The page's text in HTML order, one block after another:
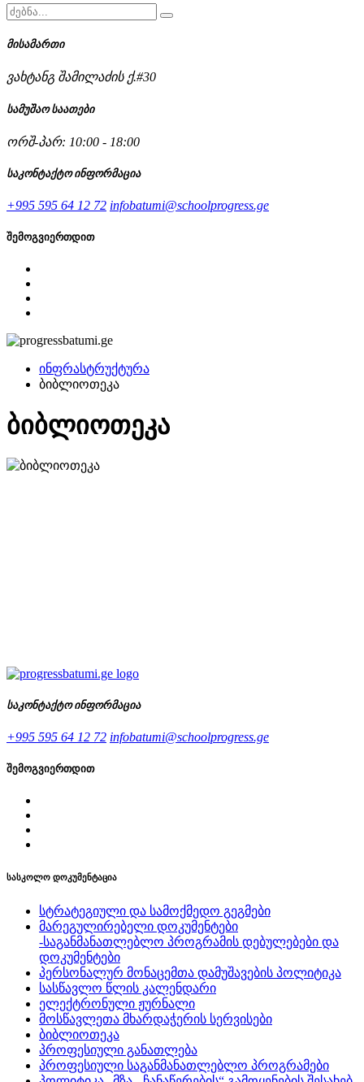
მისამართი
ვახტანგ შამილაძის ქ.#30
სამუშაო საათები
ორშ-პარ: 10:00 - 18:00
საკონტაქტო ინფორმაცია
+995 595 64 12 72 infobatumi@schoolprogress.ge
შემოგვიერთდით
ინფრასტრუქტურა
ბიბლიოთეკა
ბიბლიოთეკა
საკონტაქტო ინფორმაცია
+995 595 64 12 72 infobatumi@schoolprogress.ge
შემოგვიერთდით
სასკოლო დოკუმენტაცია
სტრატეგიული და სამოქმედო გეგმები
მარეგულირებელი დოკუმენტები
-საგანმანათლებლო პროგრამის დებულებები და
დოკუმენტები
პერსონალურ მონაცემთა დამუშავების პოლიტიკა
სასწავლო წლის კალენდარი
ელექტრონული ჟურნალი
მოსწავლეთა მხარდაჭერის სერვისები
ბიბლიოთეკა
პროფესიული განათლება
პროფესიული საგანმანათლებლო პროგრამები